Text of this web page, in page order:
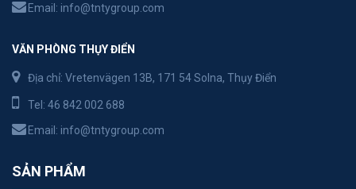
Email: info@tntygroup.com
VĂN PHÒNG THỤY ĐIỂN
Địa chỉ: Vretenvägen 13B, 171 54 Solna, Thụy Điển
Tel: 46 842 002 688
Email: info@tntygroup.com
SẢN PHẨM